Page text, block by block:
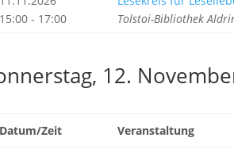
15:00 - 17:00
Tolstoi-Bibliothek
12.
Datum/Zeit Veranstaltung